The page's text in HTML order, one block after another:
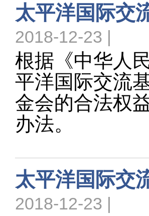
太平洋国际交
2018-12-23 |
根据《中华人
平洋国际交流
金会的合法权
办法。
太平洋国际交
2018-12-23 |